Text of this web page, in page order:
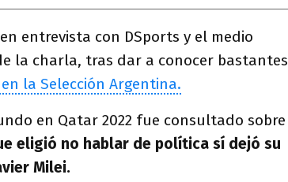
entrevista con DSports y el medio
la charla, tras dar a conocer bastantes
la Selección Argentina.
en Qatar 2022 fue consultado sobre
eligió no hablar de política sí dejó su
Milei.